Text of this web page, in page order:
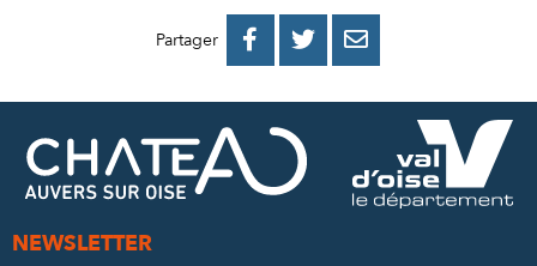
Partager 
PARTAGER
FACEBOOK
PARTAGER
PARTAGER
MAIL
NEWSLETTER